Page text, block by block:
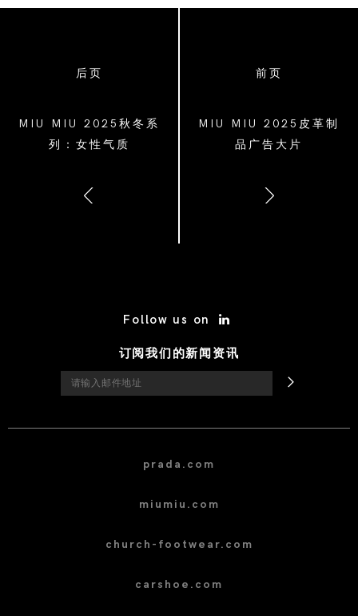
后页
MIU MIU 2025秋冬系
列：女性气质
前页
MIU MIU 2025皮革制
品广告大片
Follow us on
订阅我们的新闻资讯
prada.com
miumiu.com
church-footwear.com
carshoe.com